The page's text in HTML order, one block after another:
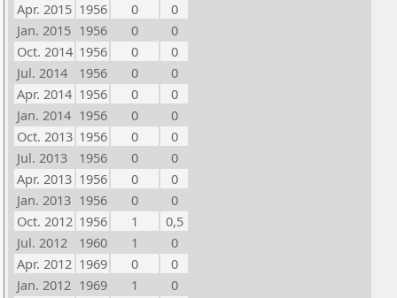
Apr. 2015 1956 0
0
Jan. 2015 1956 0
0
Oct. 2014 1956 0
0
Jul. 2014
1956 0
0
Apr. 2014 1956 0
0
Jan. 2014 1956 0
0
Oct. 2013 1956 0
0
Jul. 2013
1956 0
0
Apr. 2013 1956 0
0
Jan. 2013 1956 0
0
Oct. 2012 1956 1
0,5
Jul. 2012
1960 1
0
Apr. 2012 1969 0
0
Jan. 2012 1969 1
0